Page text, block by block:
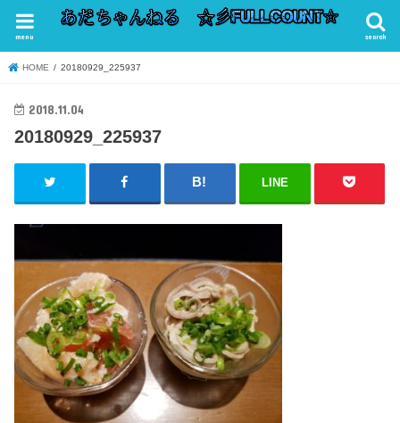
search
menu
HOME 20180929_225937
2018.11.04
20180929_225937
LINE